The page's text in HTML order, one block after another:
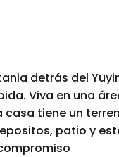
detrás del
Viva en una
casa tiene un
patio y